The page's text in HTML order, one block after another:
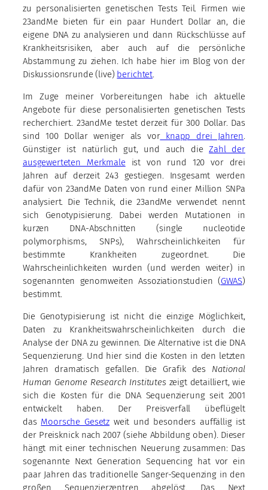
zu personalisierten genetischen Tests Teil. Firmen wie
23andMe bieten für ein paar Hundert Dollar an, die
eigene DNA zu analysieren und dann Rückschlüsse auf
Krankheitsrisiken, aber auch auf die persönliche
Abstammung zu ziehen. Ich habe hier im Blog von der
Diskussionsrunde (live) berichtet.
Im Zuge meiner Vorbereitungen habe ich aktuelle
Angebote für diese personalisierten genetischen Tests
recherchiert. 23andMe testet derzeit für 300 Dollar. Das
sind 100 Dollar weniger als vorknapp drei Jahren.
Günstiger ist natürlich gut, und auch dieZahl der
ausgewerteten Merkmaleist von rund 120 vor drei
Jahren auf derzeit 243 gestiegen. Insgesamt werden
dafür von 23andMe Daten von rund einer Million SNPa
analysiert. Die Technik, die 23andMe verwendet nennt
sich Genotypisierung. Dabei werden Mutationen in
kurzen DNA-Abschnitten (single nucleotide
polymorphisms, SNPs), Wahrscheinlichkeiten für
bestimmte Krankheiten zugeordnet. Die
Wahrscheinlichkeiten wurden (und werden weiter) in
sogenannten genomweiten Assoziationstudien (GWAS)
bestimmt.
Die Genotypisierung ist nicht die einzige Möglichkeit,
Daten zu Krankheitswahrscheinlichkeiten durch die
Analyse der DNA zu gewinnen. Die Alternative ist die DNA
Sequenzierung. Und hier sind die Kosten in den letzten
Jahren dramatisch gefallen. Die Grafik des National
Human Genome Research Institutes zeigt detailliert, wie
sich die Kosten für die DNA Sequenzierung seit 2001
entwickelt haben. Der Preisverfall übeflügelt
das Moorsche Gesetz weit und besonders auffällig ist
der Preisknick nach 2007 (siehe Abbildung oben). Dieser
hängt mit einer technischen Neuerung zusammen: Das
sogenannte Next Generation Sequencing hat vor ein
paar Jahren das traditionelle Sanger-Sequenzing in den
großen Sequenzierzentren abgelöst. Das Next